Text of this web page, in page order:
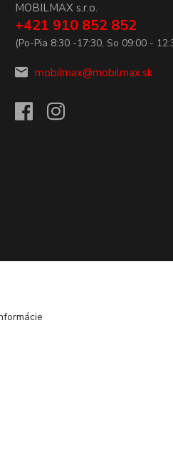
MOBILMAX s.r.o.
+421 910 852 852
(Po-Pia 8:30 -17:30, So 09:00 -
mobilmax@mobilmax.sk